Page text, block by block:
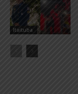
Itaituba